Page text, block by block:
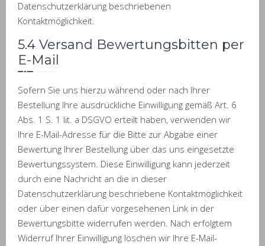
Datenschutzerklärung beschriebenen
Kontaktmöglichkeit.
5.4 Versand Bewertungsbitten per
E-Mail
Sofern Sie uns hierzu während oder nach Ihrer
Bestellung Ihre ausdrückliche Einwilligung gemäß Art. 6
Abs. 1 S. 1 lit. a DSGVO erteilt haben, verwenden wir
Ihre E-Mail-Adresse für die Bitte zur Abgabe einer
Bewertung Ihrer Bestellung über das uns eingesetzte
Bewertungssystem. Diese Einwilligung kann jederzeit
durch eine Nachricht an die in dieser
Datenschutzerklärung beschriebene Kontaktmöglichkeit
oder über einen dafür vorgesehenen Link in der
Bewertungsbitte widerrufen werden. Nach erfolgtem
Widerruf Ihrer Einwilligung löschen wir Ihre E-Mail-